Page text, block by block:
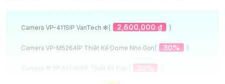
Camera VP-411SIP VanTech ❇ ( 2,600,000 ₫ )
Camera VP-M5264IP Thiêt Kế Dome Nhỏ Gọn ( 30% )
Camera ❂ VP-M2264IP Thiết Kệ Đẹp ( 30% )